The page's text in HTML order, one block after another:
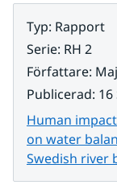
Typ: Rapport
Serie: RH 2
Författare:
Publicerad:
Human
on water
Swedish river